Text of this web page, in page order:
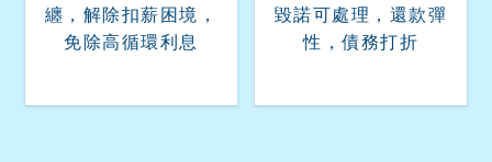
纏，解除扣薪困境，
免除高循環利息
毀諾可處理，還款彈
性，債務打折